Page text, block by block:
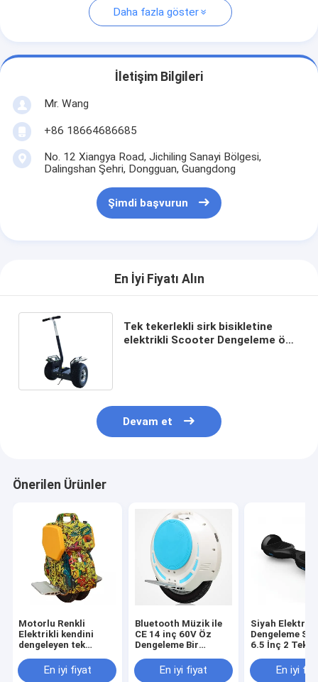
Daha fazla göster
İletişim Bilgileri
Mr. Wang
+86 18664686685
No. 12 Xiangya Road, Jichiling Sanayi Bölgesi,
Dalingshan Şehri, Dongguan, Guangdong
Şimdi başvurun
En İyi Fiyatı Alın
Tek tekerlekli sirk bisikletine
elektrikli Scooter Dengeleme öz /
Devam et
Önerilen Ürünler
Motorlu Renkli
Elektrikli kendini
dengeleyen tek
Kundağı Motorlu
Unicycle
En iyi fiyat
Bluetooth Müzik ile
CE 14 inç 60V Öz
Dengeleme Bir
ScooterEn iyi fiyat
Siyah Elektrik
Dengeleme
6.5 İnç 2
En iyi